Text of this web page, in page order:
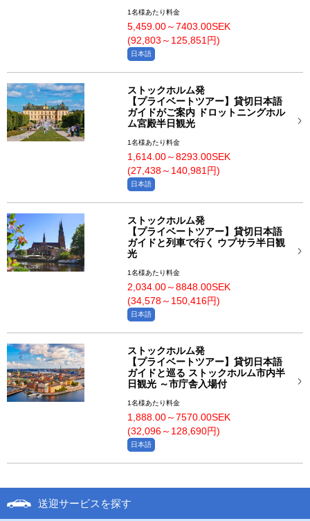
1名様あたり料金
5,459.00～7403.00SEK
(92,803～125,851円)
日本語
ストックホルム発
【プライベートツアー】貸切日本語
ガイドがご案内 ドロットニングホル
ム宮殿半日観光
1名様あたり料金
1,614.00～8293.00SEK
(27,438～140,981円)
日本語
ストックホルム発
【プライベートツアー】貸切日本語
ガイドと列車で行く ウプサラ半日観
光
1名様あたり料金
2,034.00～8848.00SEK
(34,578～150,416円)
日本語
ストックホルム発
【プライベートツアー】貸切日本語
ガイドと巡る ストックホルム市内半
日観光 ～市庁舎入場付
1名様あたり料金
1,888.00～7570.00SEK
(32,096～128,690円)
日本語
送迎サービスを探す